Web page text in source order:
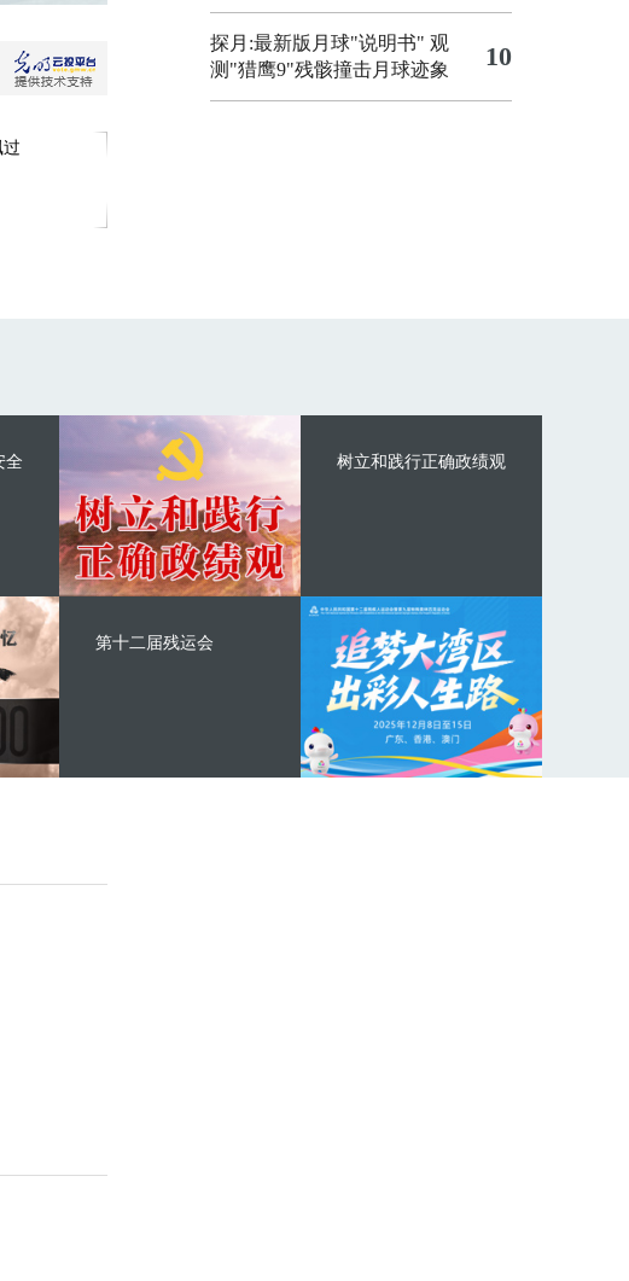
过
探月:最新版月球"说明书" 观
测"猎鹰9"残骸撞击月球迹象
10
全
树立和践行正确政绩观
第十二届残运会